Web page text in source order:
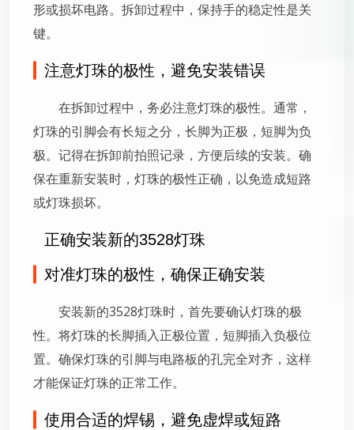
形或损坏电路。拆卸过程中，保持手的稳定性是关
键。
注意灯珠的极性，避免安装错误
在拆卸过程中，务必注意灯珠的极性。通常，
灯珠的引脚会有长短之分，长脚为正极，短脚为负
极。记得在拆卸前拍照记录，方便后续的安装。确
保在重新安装时，灯珠的极性正确，以免造成短路
或灯珠损坏。
正确安装新的3528灯珠
对准灯珠的极性，确保正确安装
安装新的3528灯珠时，首先要确认灯珠的极
性。将灯珠的长脚插入正极位置，短脚插入负极位
置。确保灯珠的引脚与电路板的孔完全对齐，这样
才能保证灯珠的正常工作。
使用合适的焊锡，避免虚焊或短路